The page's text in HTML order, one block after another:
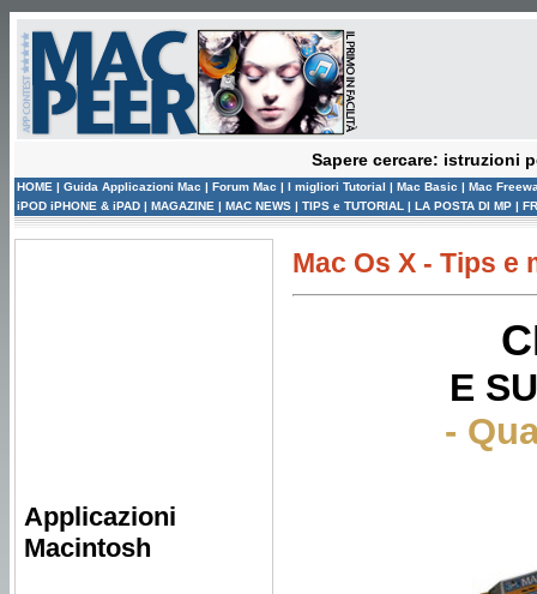
Sapere cercare: istruzioni
HOME | Guida Applicazioni Mac | Forum Mac | I migliori Tutorial | Mac Basic | Mac
iPOD iPHONE & iPAD | MAGAZINE | MAC NEWS | TIPS e TUTORIAL | LA POSTA DI MP |
Applicazioni
Macintosh
Mac Os X - Tips e
E
-